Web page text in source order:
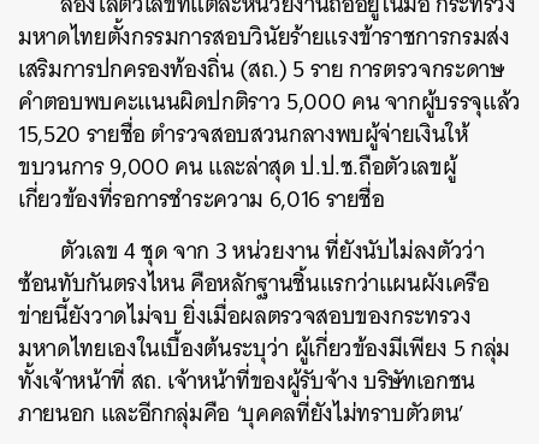
มหาดไทยตั้งกรรมการสอบวินัยร้ายแรงข้าราชการกรมส่ง
เสริมการปกครองท้องถิ่น (สถ.) 5 ราย การตรวจกระดาษ
คำตอบพบคะแนนผิดปกติราว 5,000 คน จากผู้บรรจุแล้ว
15,520 รายชื่อ ตำรวจสอบสวนกลางพบผู้จ่ายเงินให้
ขบวนการ 9,000 คน และล่าสุด ป.ป.ช.ถือตัวเลขผู้
เกี่ยวข้องที่รอการชำระความ 6,016 รายชื่อ
ตัวเลข 4 ชุด จาก 3 หน่วยงาน ที่ยังนับไม่ลงตัวว่า
ซ้อนทับกันตรงไหน คือหลักฐานชิ้นแรกว่าแผนผังเครือ
ข่ายนี้ยังวาดไม่จบ ยิ่งเมื่อผลตรวจสอบของกระทรวง
มหาดไทยเองในเบื้องต้นระบุว่า ผู้เกี่ยวข้องมีเพียง 5 กลุ่ม
ทั้งเจ้าหน้าที่ สถ. เจ้าหน้าที่ของผู้รับจ้าง บริษัทเอกชน
ภายนอก และอีกกลุ่มคือ ‘บุคคลที่ยังไม่ทราบตัวตน’